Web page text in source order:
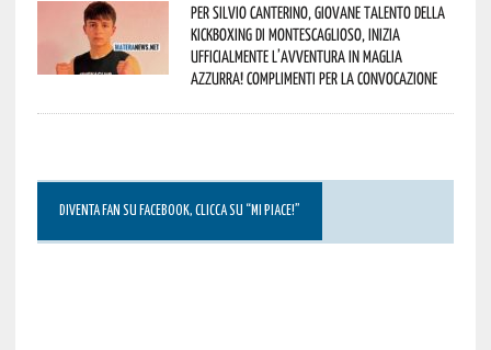
Per Silvio Canterino, giovane talento della
kickboxing di Montescaglioso, inizia
ufficialmente l’avventura in maglia
azzurra! Complimenti per la convocazione
DIVENTA FAN SU FACEBOOK, CLICCA SU “MI PIACE!”